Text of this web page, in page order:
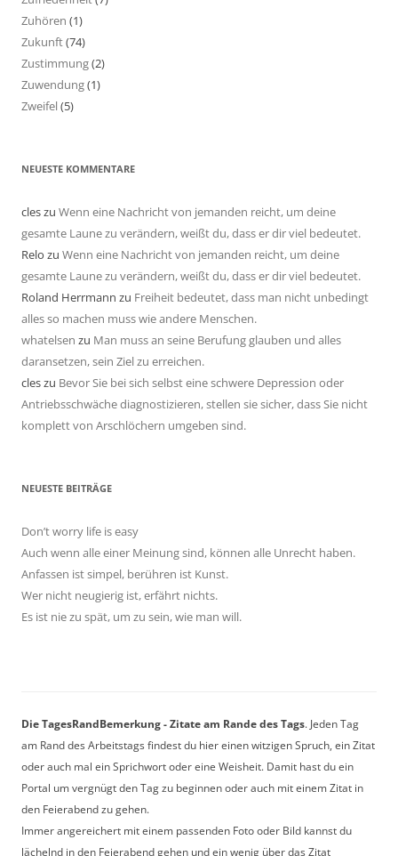
Zuhören (1)
Zukunft(74)
Zustimmung(2)
Zuwendung(1)
Zweifel(5)
NEUESTE KOMMENTARE
cleszu Wenn eine Nachricht von jemanden reicht, um deine
gesamte Laune zu verändern, weißt du, dass er dir viel bedeutet.
Relo zu Wenn eine Nachricht von jemanden reicht, um deine
gesamte Laune zu verändern, weißt du, dass er dir viel bedeutet.
Roland Herrmann zu Freiheit bedeutet, dass man nicht unbedingt
alles so machen muss wie andere Menschen.
whatelsen zu Man muss an seine Berufung glauben und alles
daransetzen, sein Ziel zu erreichen.
cleszu Bevor Sie bei sich selbst eine schwere Depression oder
Antriebsschwäche diagnostizieren, stellen sie sicher, dass Sie nicht
komplett von Arschlöchern umgeben sind.
NEUESTE BEITRÄGE
Don’t worry life is easy
Auch wenn alle einer Meinung sind, können alle Unrecht haben.
Anfassen ist simpel, berühren ist Kunst.
Wer nicht neugierig ist, erfährt nichts.
Es ist nie zu spät, um zu sein, wie man will.
Die TagesRandBemerkung - Zitate am Rande des Tags. Jeden Tag
am Rand des Arbeitstags findest du hier einen witzigen Spruch, ein Zitat
oder auch mal ein Sprichwort oder eine Weisheit. Damit hast du ein
Portal um vergnügt den Tag zu beginnen oder auch mit einem Zitat in
den Feierabend zu gehen.
Immer angereichert mit einem passenden Foto oder Bild kannst du
lächelnd in den Feierabend gehen und ein wenig über das Zitat